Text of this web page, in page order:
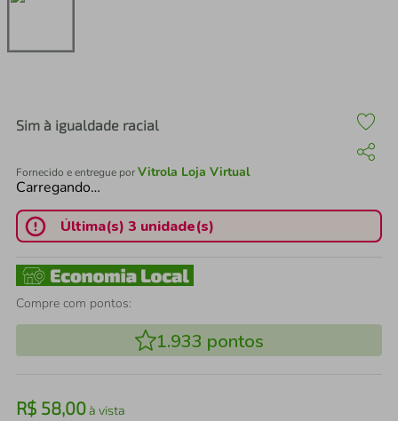
Sim à igualdade racial
Fornecido e entregue porVitrola Loja Virtual
Carregando…
Última(s) 3 unidade(s)
Compre com pontos:
1.933 pontos
R$ 58,00à vista